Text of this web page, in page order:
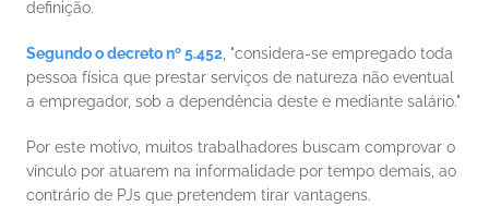
definição.
Segundo o decreto nº 5.452 , "considera-se empregado toda
pessoa física que prestar serviços de natureza não eventual
Por este motivo, muitos trabalhadores buscam comprovar o
vínculo por atuarem na informalidade por tempo demais, ao
contrário de PJs que pretendem tirar vantagens.